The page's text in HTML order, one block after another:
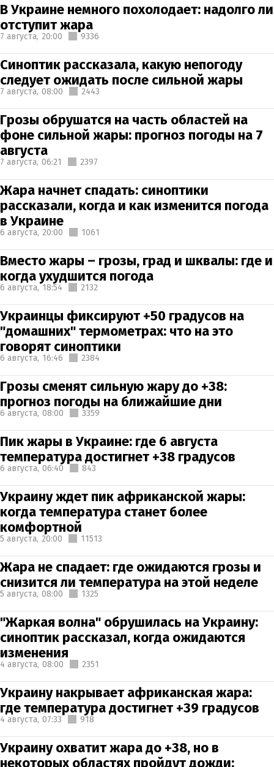
В Украине немного похолодает: надолго ли
отступит жара
7 августа, 20:00 9336
Синоптик рассказала, какую непогоду
следует ожидать после сильной жары
7 августа, 08:00 2443
Грозы обрушатся на часть областей на
фоне сильной жары: прогноз погоды на 7
августа
7 августа, 06:21 2397
Жара начнет спадать: синоптики
рассказали, когда и как изменится погода
в Украине
6 августа, 20:00 1061
Вместо жары – грозы, град и шквалы: где и
когда ухудшится погода
6 августа, 18:54 2132
Украинцы фиксируют +50 градусов на
"домашних" термометрах: что на это
говорят синоптики
6 августа, 16:46 2384
Грозы сменят сильную жару до +38:
прогноз погоды на ближайшие дни
6 августа, 08:00 3359
Пик жары в Украине: где 6 августа
температура достигнет +38 градусов
6 августа, 06:40 843
Украину ждет пик африканской жары:
когда температура станет более
комфортной
5 августа, 20:00 11513
Жара не спадает: где ожидаются грозы и
снизится ли температура на этой неделе
5 августа, 08:00 1325
"Жаркая волна" обрушилась на Украину:
синоптик рассказал, когда ожидаются
изменения
4 августа, 08:00 2351
Украину накрывает африканская жара:
где температура достигнет +39 градусов
4 августа, 07:33 918
Украину охватит жара до +38, но в
некоторых областях пройдут дожди: